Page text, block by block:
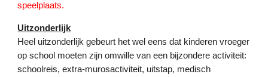
speelplaats.
Uitzonderlijk
Heel uitzonderlijk gebeurt het wel eens dat kinderen vroeger
op school moeten zijn omwille van een bijzondere activiteit:
schoolreis, extra-murosactiviteit, uitstap, medisch